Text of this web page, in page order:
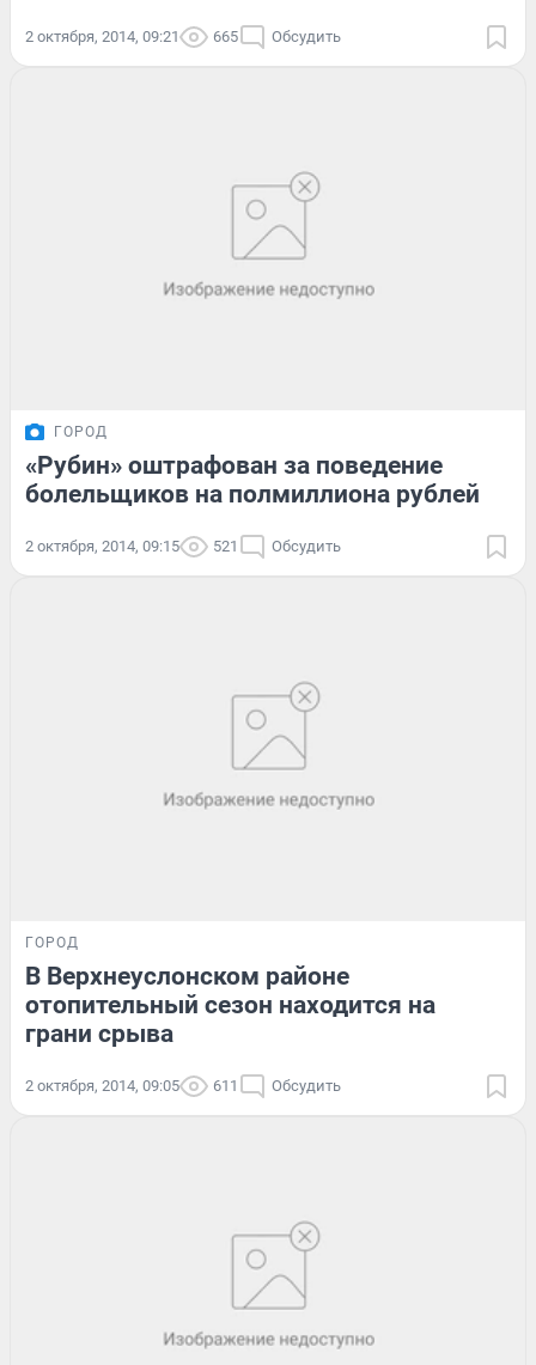
2 октября, 2014, 09:21 665 Обсудить
ГОРОД
«Рубин» оштрафован за поведение
болельщиков на полмиллиона рублей
2 октября, 2014, 09:15 521 Обсудить
ГОРОД
В Верхнеуслонском районе
отопительный сезон находится на
грани срыва
2 октября, 2014, 09:05 611 Обсудить